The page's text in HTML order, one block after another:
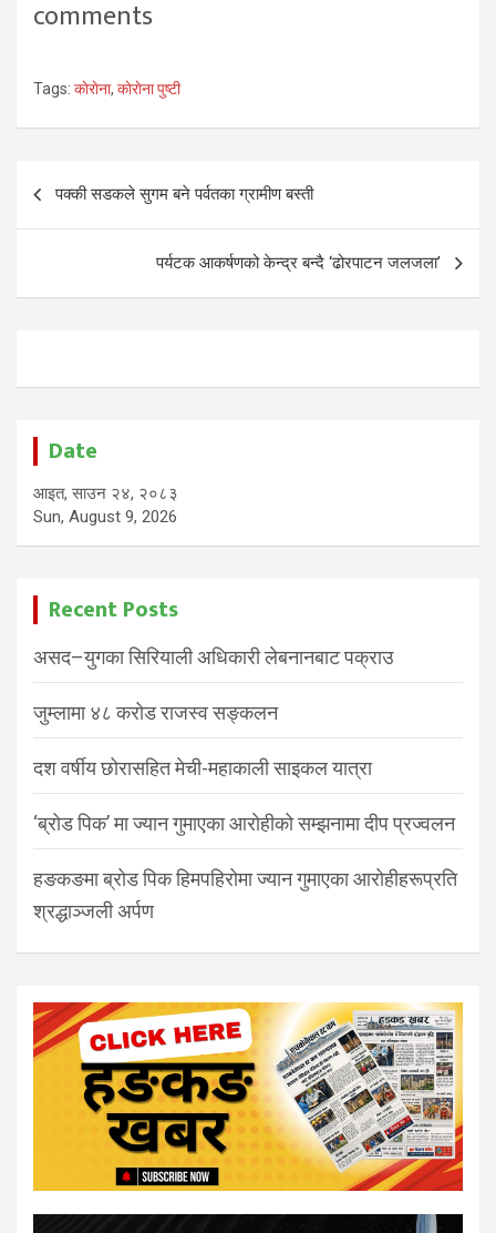
comments
Tags: काेराेना, काेराेना पुष्टी
Post
navigation
पक्की सडकले सुगम बने पर्वतका ग्रामीण बस्ती
पर्यटक आकर्षणको केन्द्र बन्दै ‘ढोरपाटन जलजला’
Date
आइत, साउन २४, २०८३
Sun, August 9, 2026
Recent Posts
असद–युगका सिरियाली अधिकारी लेबनानबाट पक्राउ
जुम्लामा ४८ करोड राजस्व सङ्कलन
दश वर्षीय छोरासहित मेची-महाकाली साइकल यात्रा
‘ब्रोड पिक’ मा ज्यान गुमाएका आरोहीको सम्झनामा दीप प्रज्वलन
हङकङमा ब्रोड पिक हिमपहिरोमा ज्यान गुमाएका आरोहीहरूप्रति
श्रद्धाञ्जली अर्पण